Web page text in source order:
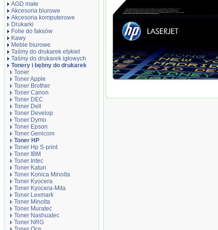
AGD małe
Akcesoria biurowe
Akcesoria komputerowe
Drukarki
Folie do faksów
Kawy
Meble biurowe
Taśmy do drukarek etykiet
Taśmy do drukarek igłowych
Tonery i bębny do drukarek
Toner
Toner Apple
Toner Brother
Toner Canon
Toner DEC
Toner Dell
Toner Develop
Toner Dymo
Toner Epson
Toner Genicom
Toner HP
Toner Hp S-print
Toner IBM
Toner Intec
Toner Katun
Toner Konica Minolta
Toner Kyocera
Toner Kyocera-Mita
Toner Lexmark
Toner Minolta
Toner Muratec
Toner Nashuatec
Toner NRG